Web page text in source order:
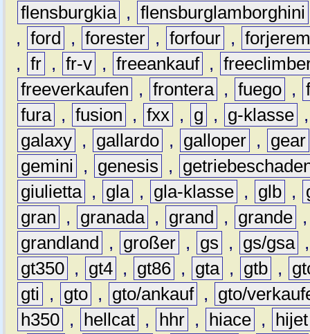
flensburgkia , flensburglamborghini
, ford , forester , forfour ,
, fr , fr-v , freeankauf ,
freeverkaufen
, frontera , fuego ,
fura , fusion , fxx , g , g-klasse
galaxy , gallardo , galloper ,
gear
gemini
, genesis ,
giulietta , gla , gla-klasse , glb ,
gran
, granada , grand , grande
grandland
, großer , gs , gs/gsa
gt350 , gt4 , gt86 , gta , gtb ,
gti
, gto , gto/ankauf ,
gto/
h350 , hellcat , hhr , hiace ,
hijet